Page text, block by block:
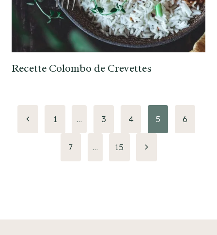
Recette Colombo de Crevettes
Navigation
Page
précédente
1 … 3 4 5 6
7 … 15
Page